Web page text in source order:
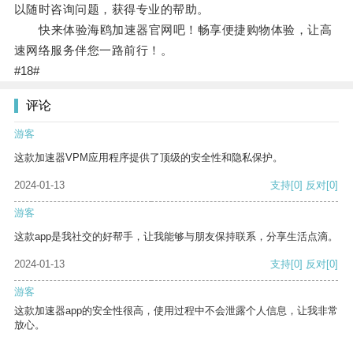
以随时咨询问题，获得专业的帮助。
快来体验海鸥加速器官网吧！畅享便捷购物体验，让高
速网络服务伴您一路前行！。
#18#
评论
游客
这款加速器VPM应用程序提供了顶级的安全性和隐私保护。
2024-01-13 支持[0] 反对[0]
游客
这款app是我社交的好帮手，让我能够与朋友保持联系，分享生活点滴。
2024-01-13 支持[0] 反对[0]
游客
这款加速器app的安全性很高，使用过程中不会泄露个人信息，让我非常
放心。